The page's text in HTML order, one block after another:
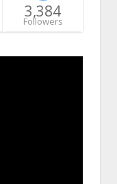
3,384
Followers